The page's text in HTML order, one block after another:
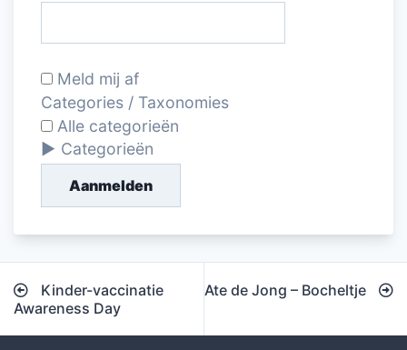
Meld mij af
Categories / Taxonomies
Alle categorieën
Categorieën
Aanmelden
Bericht
navigatie
Kinder-vaccinatie
Awareness Day
Ate de Jong – Bocheltje